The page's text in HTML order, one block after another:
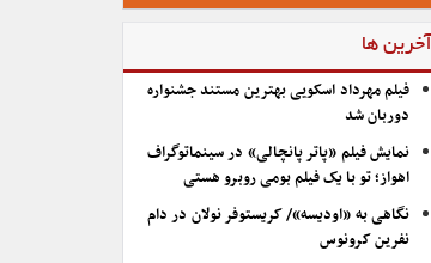
آخرین ها
فیلم مهرداد اسکویی بهترین مستند جشنواره
دوربان شد
نمایش فیلم «پاتر پانچالی» در سینماتوگراف
اهواز؛ تو با یک فیلم بومی روبرو هستی
نگاهی به «اودیسه»/ کریستوفر نولان در دام
نفرین کرونوس